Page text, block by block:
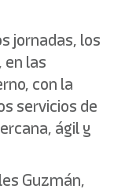
jornadas, los
las
con la
servicios de
ágil y
Guzmán,